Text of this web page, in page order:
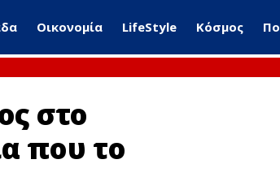
Οικονομία LifeStyle Κόσμος
στο
που το